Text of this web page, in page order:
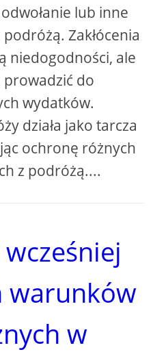
lub inne
Zakłócenia
niedogodności, ale
do
wydatków.
działa jako tarcza
ochronę różnych
z podróżą....
warunków
w